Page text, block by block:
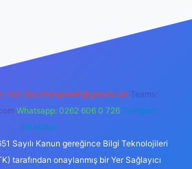
Betexper giriş adresi
mail: backlinkpaneli@gmail.com Teams:
Whatsapp: 0262 606 0 726 Telegram:
@karabul
Sayılı Kanun gereğince Bilgi Teknolojileri
tarafından onaylanmış bir Yer Sağlayıcı